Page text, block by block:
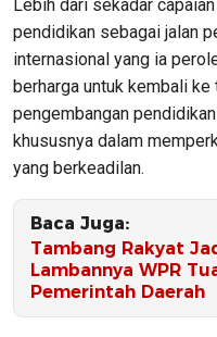
Lebih dari sekadar
pendidikan sebagai jalan
internasional yang ia
berharga untuk kembali
pengembangan
khususnya dalam
yang berkeadilan.
Baca Juga:
Tambang Rakyat
Lambannya WPR
Pemerintah Daerah